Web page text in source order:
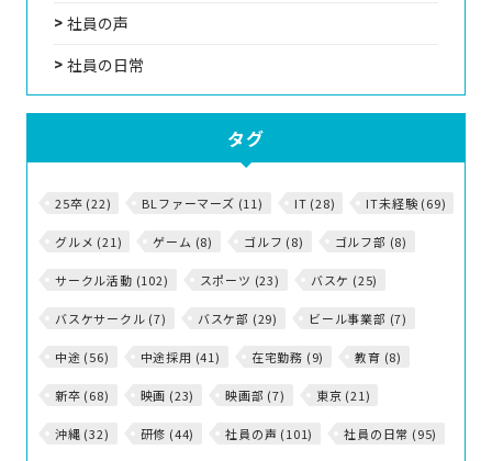
社員の声
社員の日常
タグ
25卒 (22) BLファーマーズ (11) IT (28) IT未経験 (69)
グルメ (21) ゲーム (8) ゴルフ (8) ゴルフ部 (8)
サークル活動 (102) スポーツ (23) バスケ (25)
バスケサークル (7) バスケ部 (29) ビール事業部 (7)
中途 (56) 中途採用 (41) 在宅勤務 (9) 教育 (8)
新卒 (68) 映画 (23) 映画部 (7) 東京 (21)
沖縄 (32) 研修 (44) 社員の声 (101) 社員の日常 (95)